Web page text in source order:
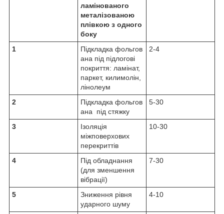
ламінованого
металізованою
плівкою з одного
боку
1
Підкладка фольгов
ана під підлогові
покриття: ламінат,
паркет, килимолін,
лінолеум
2-4
2
Підкладка фольгов
ана під стяжку
5-30
3
Ізоляція
міжповерхових
перекриттів
10-30
4
Під обладнання
(для зменшення
вібрації)
7-30
5
Зниження рівня
ударного шуму
4-10